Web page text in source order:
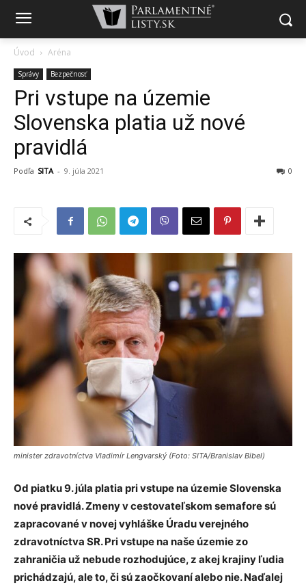
Úvod Aréna
Správy Bezpečnosť
Pri vstupe na územie
Slovenska platia už nové
pravidlá
Podľa SITA - 9. júla 2021 0
minister zdravotníctva Vladimír Lengvarský (Foto: SITA/Branislav Bibel)
Od piatku 9. júla platia pri vstupe na územie Slovenska
nové pravidlá. Zmeny v cestovateľskom semafore sú
zapracované v novej vyhláške Úradu verejného
zdravotníctva SR. Pri vstupe na naše územie zo
zahraničia už nebude rozhodujúce, z akej krajiny ľudia
prichádzajú, ale to, či sú zaočkovaní alebo nie. Naďalej